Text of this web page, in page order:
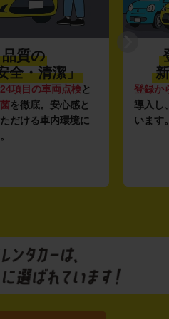
質の
全・清潔」
24項目の車両点検と
を徹底。安心感と
だける車内環境に
登録か
導入し
います